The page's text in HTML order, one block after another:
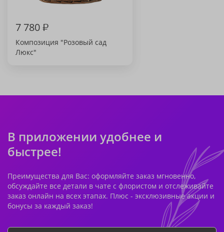
7 780₽
Композиция "Розовый сад
Люкс"
В приложении удобнее и
быстрее!
Преимущества для Вас: оформляйте заказ мгновенно,
обсуждайте все детали в чате с флористом и отслеживайте
заказ онлайн на всех этапах. Плюс - эксклюзивные акции и
бонусы за каждый заказ!